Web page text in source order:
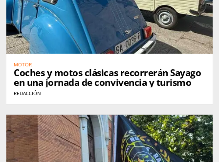
MOTOR
Coches y motos clásicas recorrerán Sayago
en una jornada de convivencia y turismo
REDACCIÓN